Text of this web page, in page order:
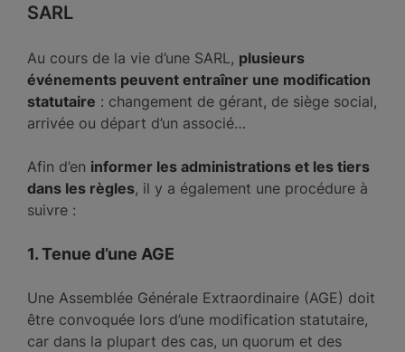
SARL
Au cours de la vie d’une SARL, plusieurs
événements peuvent entraîner une modification
statutaire : changement de gérant, de siège social,
arrivée ou départ d’un associé…
Afin d’en informer les administrations et les tiers
dans les règles, il y a également une procédure à
suivre :
1. Tenue d’une AGE
Une Assemblée Générale Extraordinaire (AGE) doit
être convoquée lors d’une modification statutaire,
car dans la plupart des cas, un quorum et des